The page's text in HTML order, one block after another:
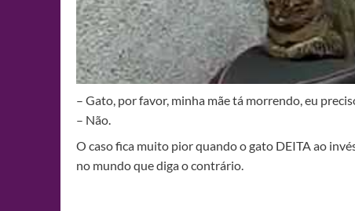
– Gato, por favor, minha mãe tá morrendo, eu
– Não.
O caso fica muito pior quando o gato DEITA ao
no mundo que diga o contrário.